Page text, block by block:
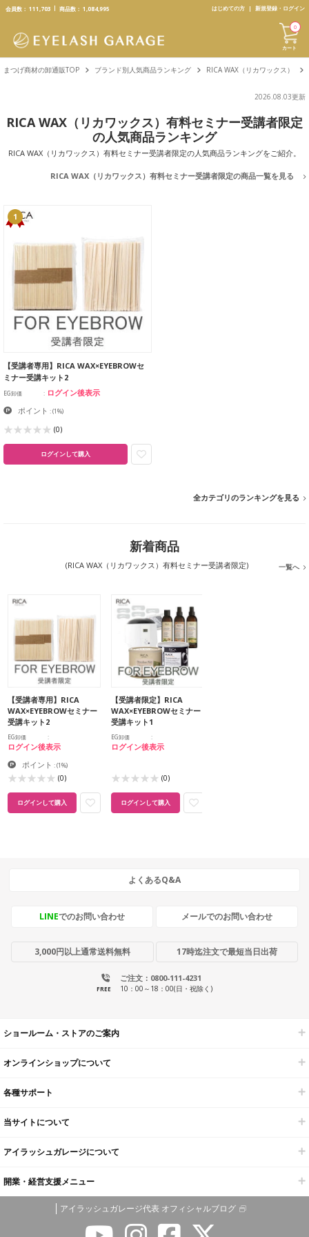
text.skipToContent
text.skipToNavigation
会員数： 111,703 商品数： 1,084,995 はじめての方 新規登録・ログイン
カート
0
まつげ商材の卸通販TOP ブランド別人気商品ランキング RICA WAX（リカワックス）
2026.08.03更新
RICA WAX（リカワックス）有料セミナー受講者限定
の人気商品ランキング
RICA WAX（リカワックス）有料セミナー受講者限定の人気商品ランキングをご紹介。
RICA WAX（リカワックス）有料セミナー受講者限定の商品一覧を見る
1
【受講者専用】RICA WAX×EYEBROWセ
ミナー受講キット2
EG卸価 ログイン後表示
ポイント :(1%)
(0)
ログインして購入
全カテゴリのランキングを見る
新着商品
(RICA WAX（リカワックス）有料セミナー受講者限定) 一覧へ
【受講者専用】RICA
WAX×EYEBROWセミナー
受講キット2
EG卸価
ログイン後表示
ポイント :(1%)
(0)
ログインして購入
【受講者限定】RICA
WAX×EYEBROWセミナー
受講キット1
EG卸価
ログイン後表示
(0)
ログインして購入
よくあるQ&A
LINEでのお問い合わせ メールでのお問い合わせ
3,000円以上通常送料無料 17時迄注文で最短当日出荷
ご注文：0800-111-4231
FREE 10：00～18：00(日・祝除く)
ショールーム・ストアのご案内
オンラインショップについて
各種サポート
当サイトについて
アイラッシュガレージについて
開業・経営支援メニュー
アイラッシュガレージ代表 オフィシャルブログ